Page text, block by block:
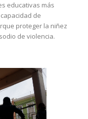
educativas más
de
proteger la niñez
de violencia.